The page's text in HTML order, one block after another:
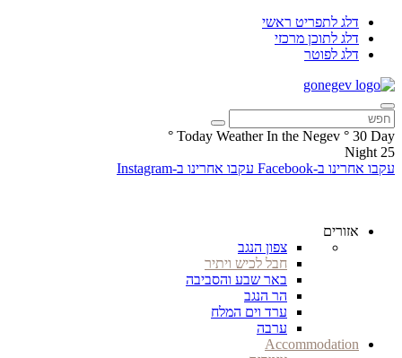
דלג לתפריט ראשי
דלג לתוכן מרכזי
דלג לפוטר
Today Weather In the Negev ° 30 Day
°
25
Night
עקבו אחרינו ב-Facebook
עקבו אחרינו ב-Instagram
אזורים
צפון הנגב
חבל לכיש ויתיר
באר שבע והסביבה
הר הנגב
ערד וים המלח
ערבה
Accommodation